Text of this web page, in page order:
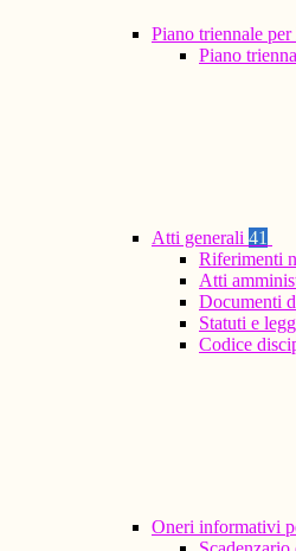
Piano triennale
Piano
Atti generali 41
Riferimenti
Atti
Documenti
Statuti e
Codice
Oneri informativi